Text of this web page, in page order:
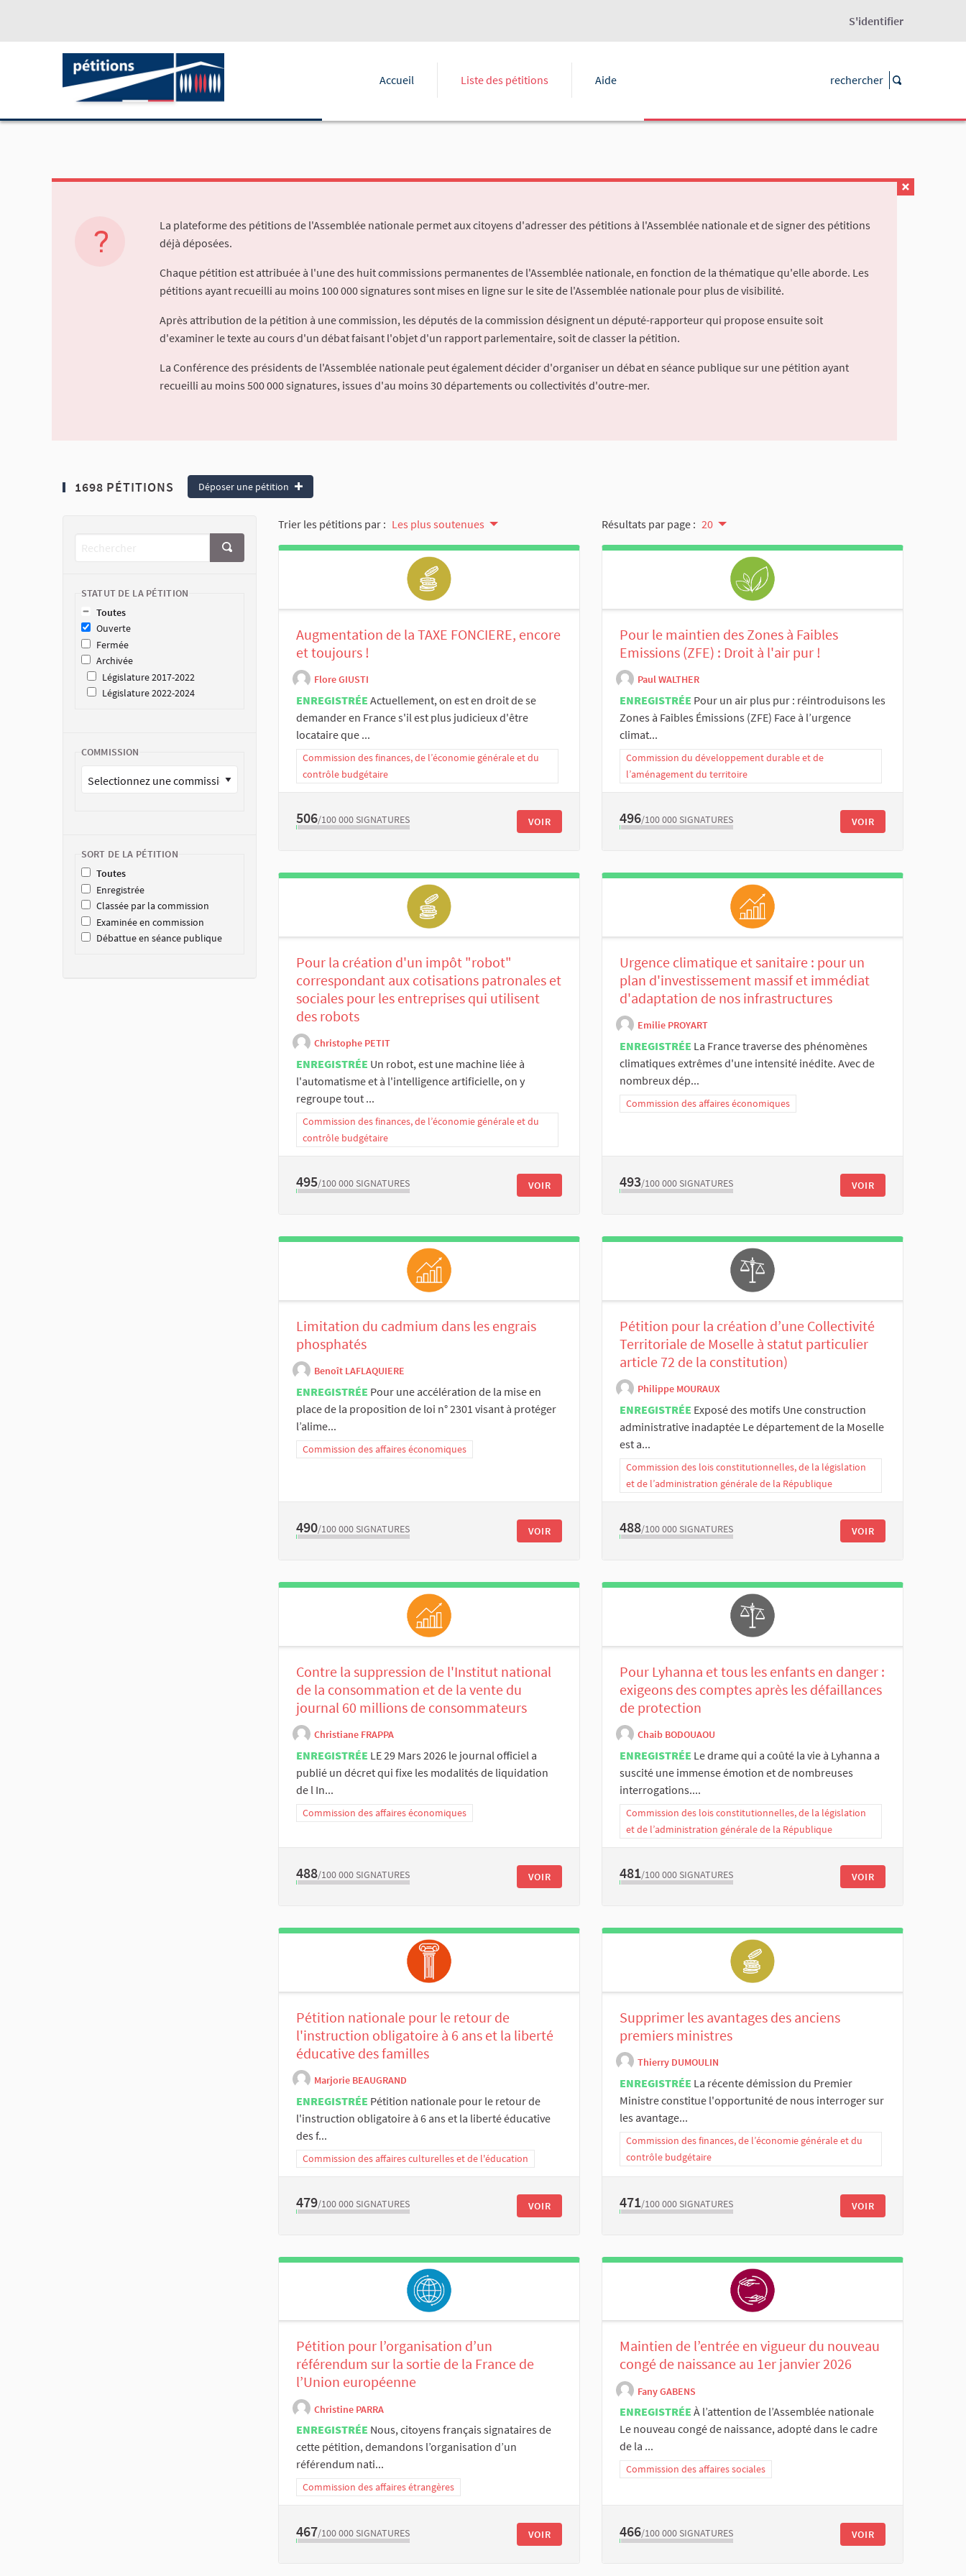
S'identifier
Accueil Liste des pétitions Aide
La plateforme des pétitions de l'Assemblée nationale permet aux citoyens d'adresser des pétitions à l'Assemblée nationale et de signer des pétitions
déjà déposées.
Chaque pétition est attribuée à l'une des huit commissions permanentes de l'Assemblée nationale, en fonction de la thématique qu'elle aborde. Les
pétitions ayant recueilli au moins 100 000 signatures sont mises en ligne sur le site de l'Assemblée nationale pour plus de visibilité.
Après attribution de la pétition à une commission, les députés de la commission désignent un député-rapporteur qui propose ensuite soit
d'examiner le texte au cours d'un débat faisant l'objet d'un rapport parlementaire, soit de classer la pétition.
La Conférence des présidents de l'Assemblée nationale peut également décider d'organiser un débat en séance publique sur une pétition ayant
recueilli au moins 500 000 signatures, issues d'au moins 30 départements ou collectivités d'outre-mer.
1698 PÉTITIONS Déposer une pétition
STATUT DE LA PÉTITION
Toutes
Ouverte
Fermée
Archivée
Législature 2017-2022
Législature 2022-2024
COMMISSION
SORT DE LA PÉTITION
Toutes
Enregistrée
Classée par la commission
Examinée en commission
Débattue en séance publique
Trier les pétitions par : Les plus soutenues Résultats par page : 20
Augmentation de la TAXE FONCIERE, encore
et toujours !
Flore GIUSTI
ENREGISTRÉE Actuellement, on est en droit de se
demander en France s'il est plus judicieux d'être
locataire que ...
Commission des finances, de l’économie générale et du
contrôle budgétaire
506/100 000 SIGNATURES VOIR
Pour le maintien des Zones à Faibles
Emissions (ZFE) : Droit à l'air pur !
Paul WALTHER
ENREGISTRÉE Pour un air plus pur : réintroduisons les
Zones à Faibles Émissions (ZFE) Face à l’urgence
climat...
Commission du développement durable et de
l’aménagement du territoire
496/100 000 SIGNATURES VOIR
Pour la création d'un impôt "robot"
correspondant aux cotisations patronales et
sociales pour les entreprises qui utilisent
des robots
Christophe PETIT
ENREGISTRÉE Un robot, est une machine liée à
l'automatisme et à l'intelligence artificielle, on y
regroupe tout ...
Commission des finances, de l’économie générale et du
contrôle budgétaire
495/100 000 SIGNATURES VOIR
Urgence climatique et sanitaire : pour un
plan d'investissement massif et immédiat
d'adaptation de nos infrastructures
Emilie PROYART
ENREGISTRÉE La France traverse des phénomènes
climatiques extrêmes d'une intensité inédite. Avec de
nombreux dép...
Commission des affaires économiques
493/100 000 SIGNATURES VOIR
Limitation du cadmium dans les engrais
phosphatés
Benoît LAFLAQUIERE
ENREGISTRÉE Pour une accélération de la mise en
place de la proposition de loi n° 2301 visant à protéger
l’alime...
Commission des affaires économiques
490/100 000 SIGNATURES VOIR
Pétition pour la création d’une Collectivité
Territoriale de Moselle à statut particulier
article 72 de la constitution)
Philippe MOURAUX
ENREGISTRÉE Exposé des motifs Une construction
administrative inadaptée Le département de la Moselle
est a...
Commission des lois constitutionnelles, de la législation
et de l’administration générale de la République
488/100 000 SIGNATURES VOIR
Contre la suppression de l'Institut national
de la consommation et de la vente du
journal 60 millions de consommateurs
Christiane FRAPPA
ENREGISTRÉE LE 29 Mars 2026 le journal officiel a
publié un décret qui fixe les modalités de liquidation
de l In...
Commission des affaires économiques
488/100 000 SIGNATURES VOIR
Pour Lyhanna et tous les enfants en danger :
exigeons des comptes après les défaillances
de protection
Chaib BODOUAOU
ENREGISTRÉE Le drame qui a coûté la vie à Lyhanna a
suscité une immense émotion et de nombreuses
interrogations....
Commission des lois constitutionnelles, de la législation
et de l’administration générale de la République
481/100 000 SIGNATURES VOIR
Pétition nationale pour le retour de
l'instruction obligatoire à 6 ans et la liberté
éducative des familles
Marjorie BEAUGRAND
ENREGISTRÉE Pétition nationale pour le retour de
l'instruction obligatoire à 6 ans et la liberté éducative
des f...
Commission des affaires culturelles et de l'éducation
479/100 000 SIGNATURES VOIR
Supprimer les avantages des anciens
premiers ministres
Thierry DUMOULIN
ENREGISTRÉE La récente démission du Premier
Ministre constitue l'opportunité de nous interroger sur
les avantage...
Commission des finances, de l’économie générale et du
contrôle budgétaire
471/100 000 SIGNATURES VOIR
Pétition pour l’organisation d’un
référendum sur la sortie de la France de
l’Union européenne
Christine PARRA
ENREGISTRÉE Nous, citoyens français signataires de
cette pétition, demandons l’organisation d’un
référendum nati...
Commission des affaires étrangères
467/100 000 SIGNATURES VOIR
Maintien de l’entrée en vigueur du nouveau
congé de naissance au 1er janvier 2026
Fany GABENS
ENREGISTRÉE À l’attention de l’Assemblée nationale
Le nouveau congé de naissance, adopté dans le cadre
de la ...
Commission des affaires sociales
466/100 000 SIGNATURES VOIR